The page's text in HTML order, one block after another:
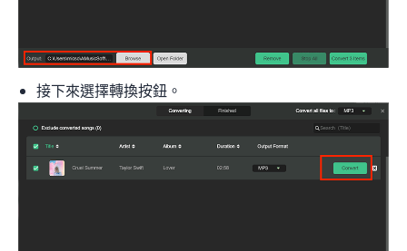
接下來選擇轉換按鈕。